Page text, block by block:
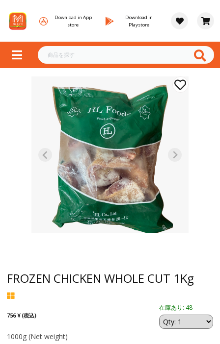
Download in App
store
Download in
Playstore
FROZEN CHICKEN WHOLE CUT 1Kg
756 ¥ (税込)
在庫あり: 48
1000g (Net weight)